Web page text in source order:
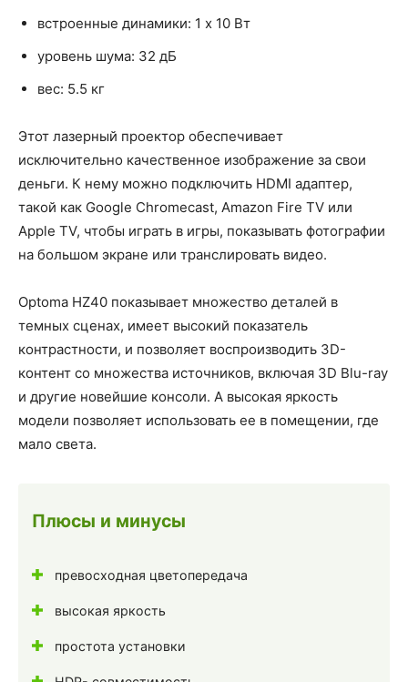
встроенные динамики: 1 x 10 Вт
уровень шума: 32 дБ
вес: 5.5 кг
Этот лазерный проектор обеспечивает
исключительно качественное изображение за свои
деньги. К нему можно подключить HDMI адаптер,
такой как Google Chromecast, Amazon Fire TV или
Apple TV, чтобы играть в игры, показывать фотографии
на большом экране или транслировать видео.
Optoma HZ40 показывает множество деталей в
темных сценах, имеет высокий показатель
контрастности, и позволяет воспроизводить 3D-
контент со множества источников, включая 3D Blu-ray
и другие новейшие консоли. А высокая яркость
модели позволяет использовать ее в помещении, где
мало света.
Плюсы и минусы
превосходная цветопередача
высокая яркость
простота установки